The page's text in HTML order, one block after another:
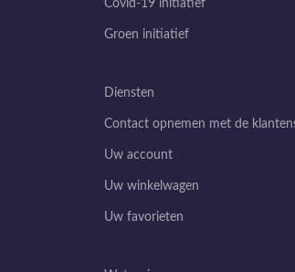
Covid-19 initiatief
Groen initiatief
Diensten
Contact opnemen met de
Uw account
Uw winkelwagen
Uw favorieten